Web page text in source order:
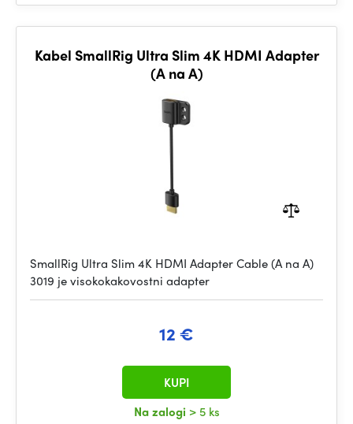
Kabel SmallRig Ultra Slim 4K HDMI Adapter
(A na A)
SmallRig Ultra Slim 4K HDMI Adapter Cable (A na A)
3019 je visokokakovostni adapter
12 €
Na zalogi > 5 ks
KUPI